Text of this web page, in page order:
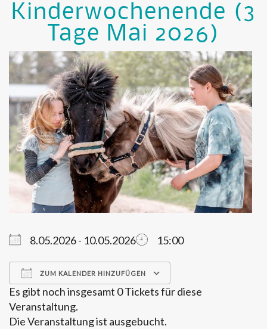
Kinderwochenende (3
Tage Mai 2026)
8.05.2026 - 10.05.2026 15:00
ZUM KALENDER HINZUFÜGEN
ICS herunterladen Google Kalender
Es gibt noch insgesamt 0 Tickets für diese
Veranstaltung.
Die Veranstaltung ist ausgebucht.